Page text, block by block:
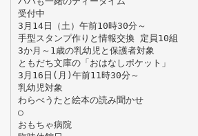
受付中
3月14日（土）午前10時30分～
手型スタンプ作りと情報交換 定員10組
3か月～1歳の乳幼児と保護者対象
ともだち文庫の「おはなしポケット」
3月16日(月)午前11時30分～
乳幼児対象
わらべうたと絵本の読み聞かせ
○
おもちゃ病院